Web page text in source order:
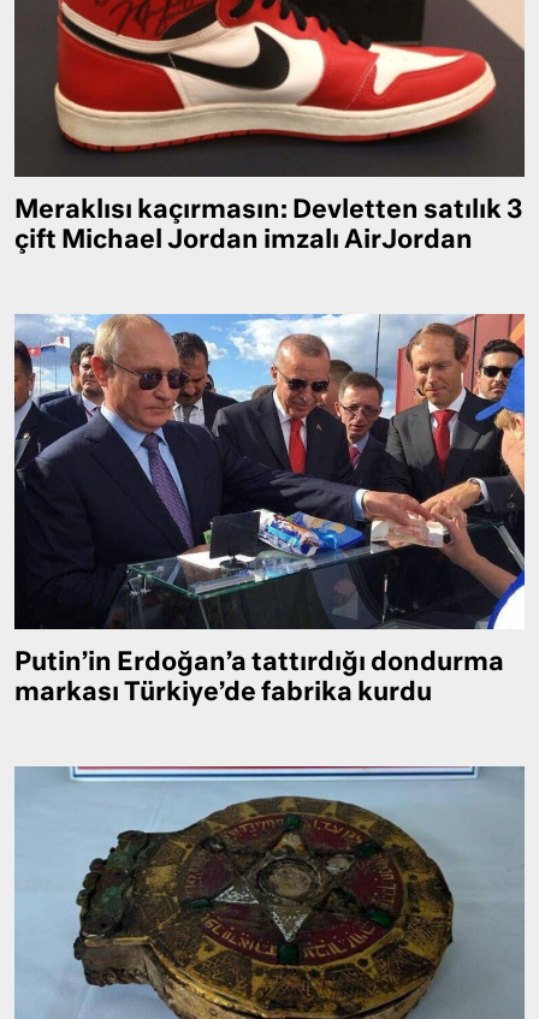
Meraklısı kaçırmasın: Devletten satılık 3
çift Michael Jordan imzalı AirJordan
Putin’in Erdoğan’a tattırdığı dondurma
markası Türkiye’de fabrika kurdu